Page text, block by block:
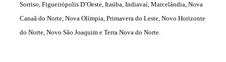
Sorriso, Figueirópolis D’Oeste, Itaúba, Indiavaí, Marcelândia, Nova
Canaã do Norte, Nova Olímpia, Primavera do Leste, Novo Horizonte
do Norte, Novo São Joaquim e Terra Nova do Norte.